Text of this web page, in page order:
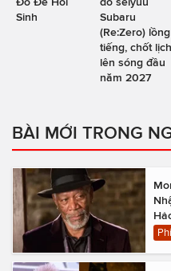
Sinh
Subaru
(Re:Zero) lồng
tiếng, chốt lịch
lên sóng đầu
năm 2027
BÀI MỚI TRONG